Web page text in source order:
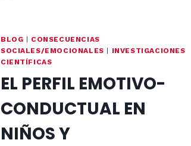
BLOG | CONSECUENCIAS
SOCIALES/EMOCIONALES | INVESTIGACIONES
CIENTÍFICAS
EL PERFIL EMOTIVO-
CONDUCTUAL EN
NIÑOS Y